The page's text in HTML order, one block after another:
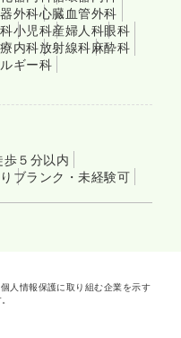
外科心臓血管外科
小児科産婦人科眼科
内科放射線科麻酔科
ギー科
歩５分以内
ブランク・未経験可
人情報保護に取り組む企業を示す